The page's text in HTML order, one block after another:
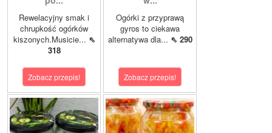
Rewelacyjny smak i
chrupkość ogórków
kiszonych.Musicie... ⇖
318
Zobacz przepis!
Ogórki z przyprawą
gyros to ciekawa
alternatywa dla... ⇖ 290
Zobacz przepis!